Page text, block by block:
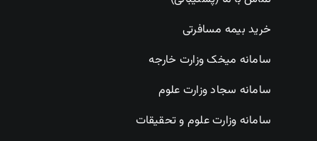
خرید بیمه مسافرتی
سامانه میخک وزارت خارجه
سامانه سجاد وزارت علوم
سامانه وزارت علوم و تحقیقات